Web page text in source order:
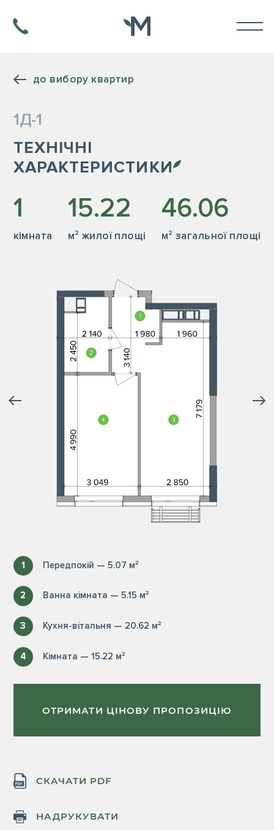
до вибору квартир
1Д-1
ТЕХНІЧНІ
ХАРАКТЕРИСТИКИ
1
кiмната
15.22
м² жилої площі
46.06
м² загальної площі
1 Передпокій — 5.07 м²
2 Ванна кімната — 5.15 м²
3 Кухня-вітальня — 20.62 м²
4 Кімната — 15.22 м²
ОТРИМАТИ ЦІНОВУ ПРОПОЗИЦІЮ
СКАЧАТИ PDF
НАДРУКУВАТИ